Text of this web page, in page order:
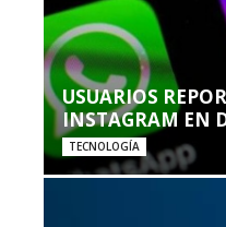
USUARIOS
INSTAGRAM EN
TECNOLOGÍA